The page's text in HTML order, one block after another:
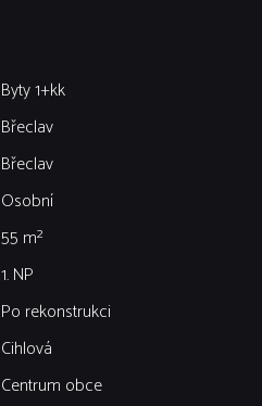
Byty 1+kk
Břeclav
Břeclav
Osobní
55 m²
1. NP
Po rekonstrukci
Cihlová
Centrum obce